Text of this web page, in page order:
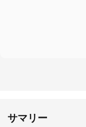
サマリー